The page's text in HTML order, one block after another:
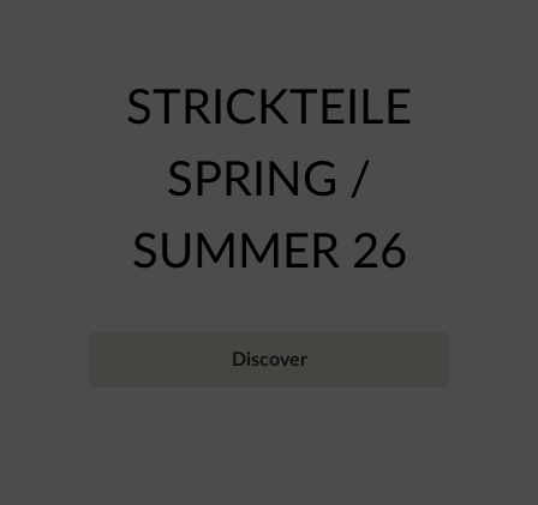
STRICKTEILE
SPRING /
SUMMER 26
Discover